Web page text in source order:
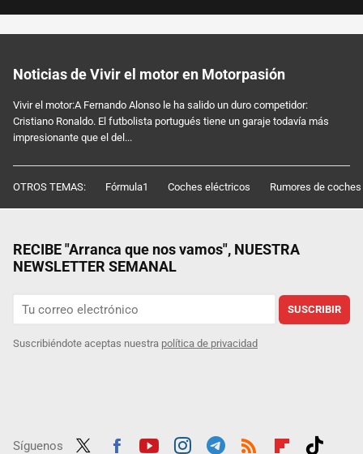
Noticias de Vivir el motor en Motorpasión
Vivir el motor:A Fernando Alonso le ha salido un duro competidor:
Cristiano Ronaldo. El futbolista portugués tiene un garaje todavía más
impresionante que el del...
OTROS TEMAS: Fórmula1 Coches eléctricos Rumores de coches
RECIBE "Arranca que nos vamos", NUESTRA
NEWSLETTER SEMANAL
SUSCRIBIR
Suscribiéndote aceptas nuestra política de privacidad
Síguenos